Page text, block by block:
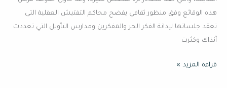
هذه الوقائع وفق منظور ثقافي يفضح محاكم التفتيش العقلية التي
تعقد جلساتها لإدانة الفكر الحر والمفكرين ومدارس التأويل التي تعددت
آنذاك وكثرت
قراءة المزيد »